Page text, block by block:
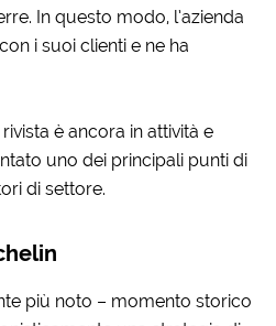
In questo modo, l’azienda
i suoi clienti e ne ha
è ancora in attività e
uno dei principali punti di
di settore.
più noto – momento storico